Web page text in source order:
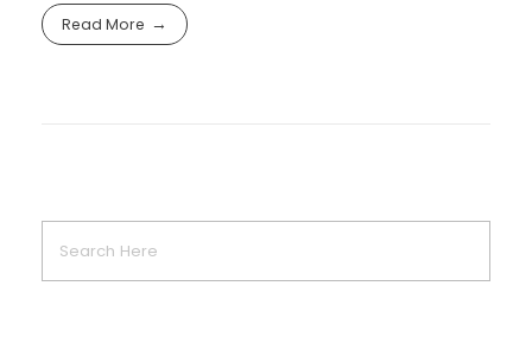
Read More